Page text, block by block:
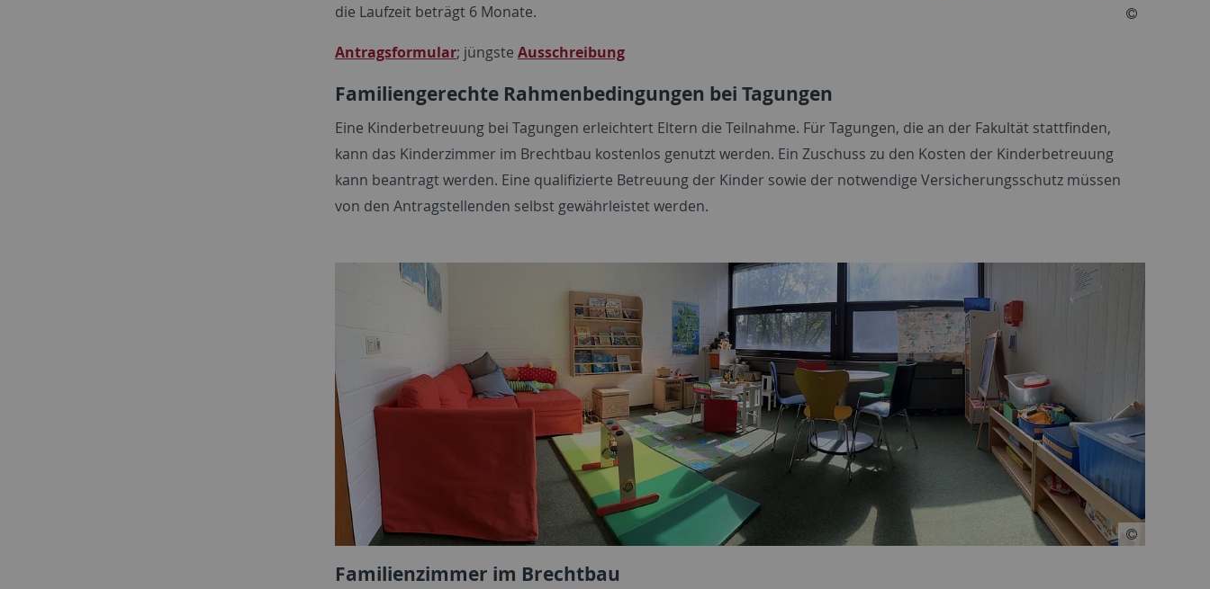
die Laufzeit beträgt 6 Monate.
Antragsformular; jüngste Ausschreibung
Familiengerechte Rahmenbedingungen bei Tagungen
Eine Kinderbetreuung bei Tagungen erleichtert Eltern die Teilnahme. Für Tagungen, die an der Fakultät stattfinden,
kann das Kinderzimmer im Brechtbau kostenlos genutzt werden. Ein Zuschuss zu den Kosten der Kinderbetreuung
kann beantragt werden. Eine qualifizierte Betreuung der Kinder sowie der notwendige Versicherungsschutz müssen
von den Antragstellenden selbst gewährleistet werden.
Familienzimmer im Brechtbau